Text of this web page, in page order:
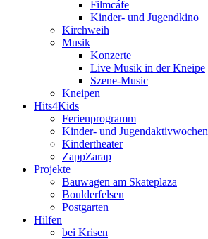
Filmcáfe
Kinder- und Jugendkino
Kirchweih
Musik
Konzerte
Live Musik in der Kneipe
Szene-Music
Kneipen
Hits4Kids
Ferienprogramm
Kinder- und Jugendaktivwochen
Kindertheater
ZappZarap
Projekte
Bauwagen am Skateplaza
Boulderfelsen
Postgarten
Hilfen
bei Krisen